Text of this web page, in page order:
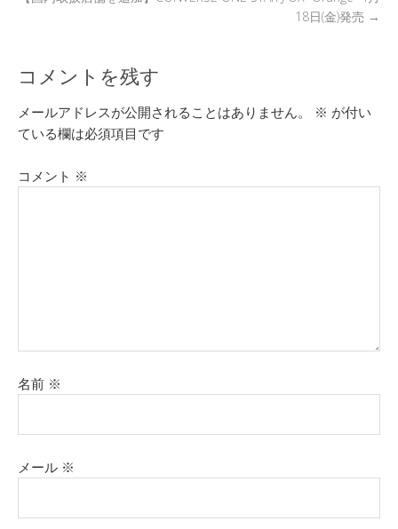
18日(金)発売 →
コメントを残す
メールアドレスが公開されることはありません。 ※ が付い
ている欄は必須項目です
コメント ※
名前 ※
メール ※